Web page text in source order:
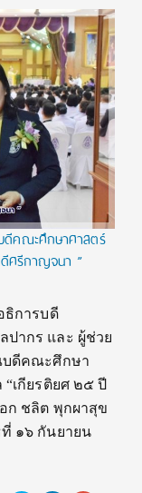
ดีคณะศึกษาศาสตร์
ศรีกาญจนา ”
ธิการบดี
ปากร และ ผู้ช่วย
บดีคณะศึกษา
เกียรติยศ ๒๕ ปี
ก ชลิต พุกผาสุข
๑๖ กันยายน